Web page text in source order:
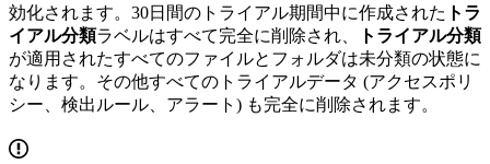
効化されます。30日間のトライアル期間中に作成された トラ
イアル分類ラベルはすべて完全に削除され、
トライアル分類
が適用されたすべてのファイルとフォルダは未分類の状態に
なります。その他すべてのトライアルデータ (アクセスポリ
シー、検出ルール、アラート) も完全に削除されます。